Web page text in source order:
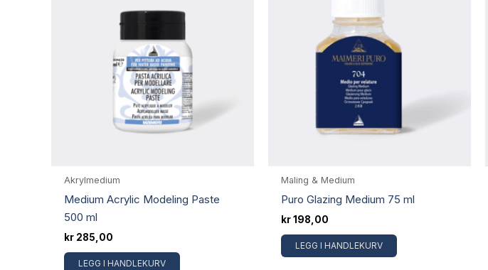
Akrylmedium
Medium Acrylic Modeling Paste
500 ml
kr 285,00
LEGG I HANDLEKURV
Maling & Medium
Puro Glazing Medium 75 ml
kr198,00
LEGG I HANDLEKURV